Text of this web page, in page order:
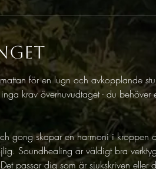
för en lugn och avkopplande
krav överhuvudtaget - du
gong skapar en harmoni i
Soundhealing är väldigt bra
passar dig som är sjukskriven